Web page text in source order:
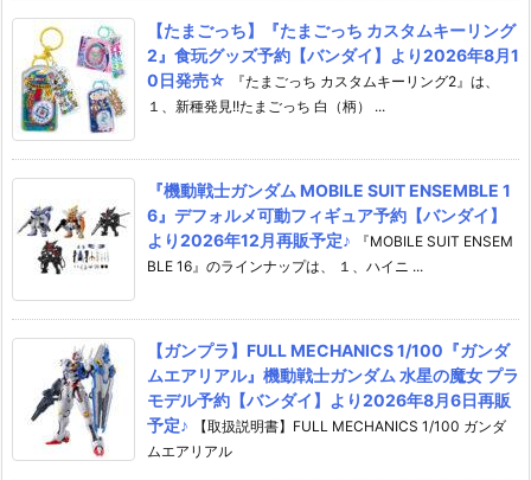
【たまごっち】『たまごっち カスタムキーリング
2』食玩グッズ予約【バンダイ】より2026年8月1
0日発売☆
『たまごっち カスタムキーリング2』は、
１、新種発見!!たまごっち 白（柄） ...
『機動戦士ガンダム MOBILE SUIT ENSEMBLE 1
6』デフォルメ可動フィギュア予約【バンダイ】
より2026年12月再販予定♪
『MOBILE SUIT ENSEM
BLE 16』のラインナップは、 １、ハイニ ...
【ガンプラ】FULL MECHANICS 1/100『ガンダ
ムエアリアル』機動戦士ガンダム 水星の魔女 プラ
モデル予約【バンダイ】より2026年8月6日再販
予定♪
【取扱説明書】FULL MECHANICS 1/100 ガンダ
ムエアリアル